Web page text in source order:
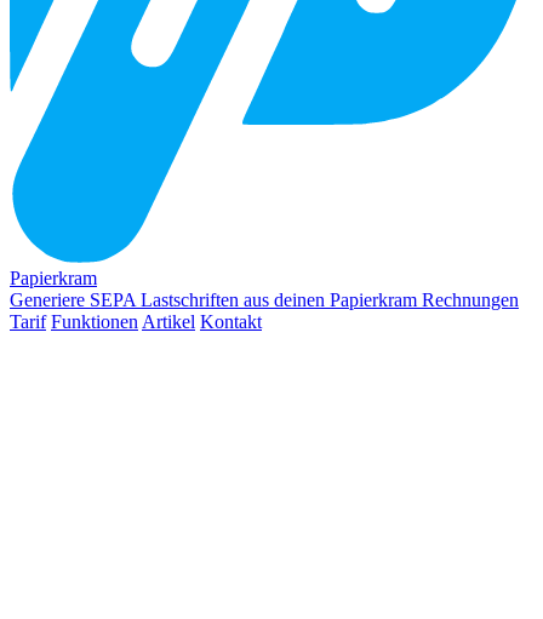
Papierkram
Generiere SEPA Lastschriften aus deinen Papierkram Rechnungen
Tarif Funktionen Artikel Kontakt